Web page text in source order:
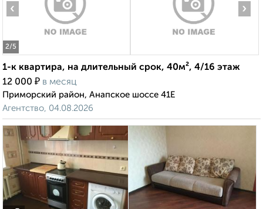
2/5
‹ ›
1-к квартира, на длительный срок, 40м², 4/16 этаж
12 000 ₽ в месяц
Приморский район, Анапское шоссе 41Е
Агентство, 04.08.2026